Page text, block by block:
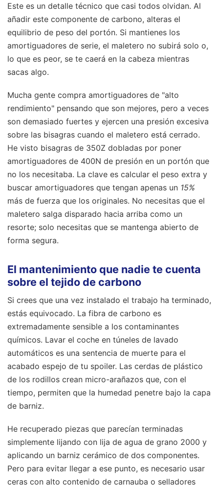
Este es un detalle técnico que casi todos olvidan. Al
añadir este componente de carbono, alteras el
equilibrio de peso del portón. Si mantienes los
amortiguadores de serie, el maletero no subirá solo o,
lo que es peor, se te caerá en la cabeza mientras
sacas algo.
Mucha gente compra amortiguadores de "alto
rendimiento" pensando que son mejores, pero a veces
son demasiado fuertes y ejercen una presión excesiva
sobre las bisagras cuando el maletero está cerrado.
He visto bisagras de 350Z dobladas por poner
amortiguadores de 400N de presión en un portón que
no los necesitaba. La clave es calcular el peso extra y
buscar amortiguadores que tengan apenas un 15%
más de fuerza que los originales. No necesitas que el
maletero salga disparado hacia arriba como un
resorte; solo necesitas que se mantenga abierto de
forma segura.
El mantenimiento que nadie te cuenta
sobre el tejido de carbono
Si crees que una vez instalado el trabajo ha terminado,
estás equivocado. La fibra de carbono es
extremadamente sensible a los contaminantes
químicos. Lavar el coche en túneles de lavado
automáticos es una sentencia de muerte para el
acabado espejo de tu spoiler. Las cerdas de plástico
de los rodillos crean micro-arañazos que, con el
tiempo, permiten que la humedad penetre bajo la capa
de barniz.
He recuperado piezas que parecían terminadas
simplemente lijando con lija de agua de grano 2000 y
aplicando un barniz cerámico de dos componentes.
Pero para evitar llegar a ese punto, es necesario usar
ceras con alto contenido de carnauba o selladores